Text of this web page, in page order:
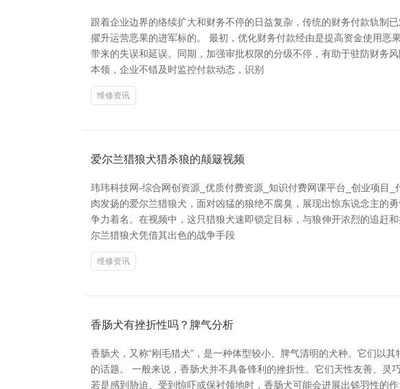
跟着企业边界的络续扩大和财务不停的日益复杂，传统的财务付款轨制
擢升运营恶果的进军标的。 最初，优化财务付款经由是提高资金使用
带来的失误和延误。同期，加强审批权限的分级不停，有助于驻防财务
本领，企业不错及时监控付款动态，识别
维修资讯
爱尔兰猎狼犬猎杀狼的颠簸视频
玮玮科技网-综合网创资源_优质付费资源_知识付费网课平台_创业项目
肉发扬的爱尔兰猎狼犬，面对凶猛的狼绝不腐臭，展现出惊东说念主的
争力着名。在视频中，这只猎狼犬速即锁定目标，与狼伸开浓烈的追赶
尔兰猎狼犬凭借其出色的战争手段
维修资讯
香肠犬有挫折性吗？脾气分析
香肠犬，又称“刚毛猎犬”，是一种体型较小、脾气清明的犬种。它们以
的话题。 一般来说，香肠犬并不具备锋利的挫折性。它们天性友善、灵
若是感到胁迫、受到惊吓或保衬领地时，香肠犬可能会进展出铩羽性的